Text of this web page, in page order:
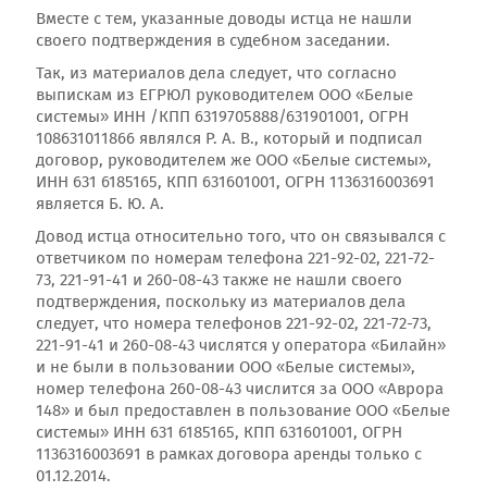
Вместе с тем, указанные доводы истца не нашли
своего подтверждения в судебном заседании.
Так, из материалов дела следует, что согласно
выпискам из ЕГРЮЛ руководителем ООО «Белые
системы» ИНН /КПП 6319705888/631901001, ОГРН
108631011866 являлся Р. А. В., который и подписал
договор, руководителем же ООО «Белые системы»,
ИНН 631 6185165, КПП 631601001, ОГРН 1136316003691
является Б. Ю. А.
Довод истца относительно того, что он связывался с
ответчиком по номерам телефона 221-92-02, 221-72-
73, 221-91-41 и 260-08-43 также не нашли своего
подтверждения, поскольку из материалов дела
следует, что номера телефонов 221-92-02, 221-72-73,
221-91-41 и 260-08-43 числятся у оператора «Билайн»
и не были в пользовании ООО «Белые системы»,
номер телефона 260-08-43 числится за ООО «Аврора
148» и был предоставлен в пользование ООО «Белые
системы» ИНН 631 6185165, КПП 631601001, ОГРН
1136316003691 в рамках договора аренды только с
01.12.2014.